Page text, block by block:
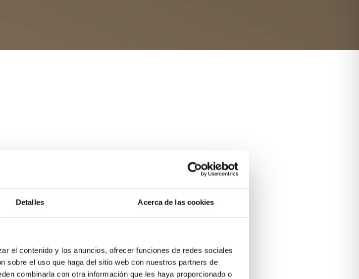
Detalles Acerca de las cookies
el contenido y los anuncios, ofrecer funciones de redes sociales
sobre el uso que haga del sitio web con nuestros partners de
combinarla con otra información que les haya proporcionado o